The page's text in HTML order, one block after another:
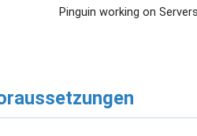
Pinguin working on